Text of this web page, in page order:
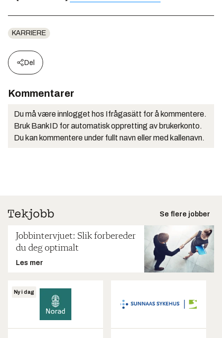
KARRIERE
Del
Kommentarer
Du må være innlogget hos Ifrågasätt for å kommentere.
Bruk BankID for automatisk oppretting av brukerkonto.
Du kan kommentere under fullt navn eller med kallenavn.
Se flere jobber
Jobbintervjuet: Slik forbereder
du deg optimalt
Les mer
Ny i dag